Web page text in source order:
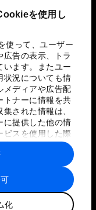
を使用し
使って、ユーザー
広告の表示、トラ
います。またユー
状況についても情
メディアや広告配
トナーに情報を共
された情報は、
に提供した他の情
ビスを使用した際
合わされ、各パー
ことがありま
化
用規約